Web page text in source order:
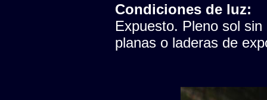
Condiciones de luz:
Expuesto. Pleno sol
planas o laderas de